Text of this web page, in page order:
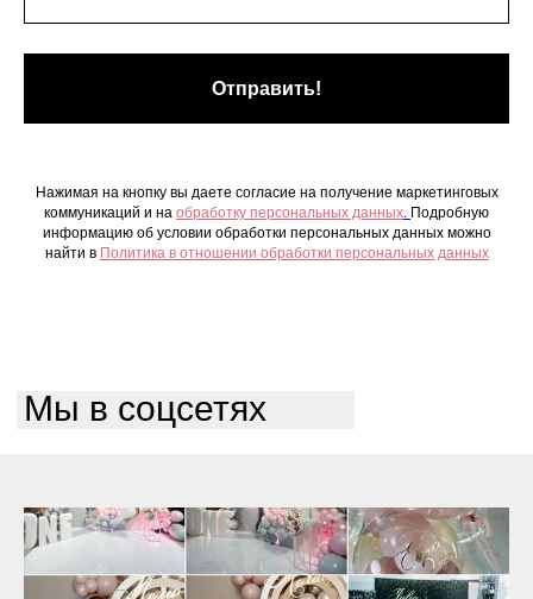
Отправить!
Нажимая на кнопку вы даете согласие на получение маркетинговых
коммуникаций и на обработку персональных данных. Подробную
информацию об условии обработки персональных данных можно
найти в Политика в отношении обработки персональных данных
Мы в соцсетях